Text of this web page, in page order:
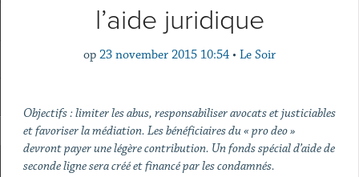
l’aide juridique
op 23 november 2015 10:54 • Le Soir
Objectifs : limiter les abus, responsabiliser avocats et justiciables
et favoriser la médiation. Les bénéficiaires du « pro deo »
devront payer une légère contribution. Un fonds spécial d’aide de
seconde ligne sera créé et financé par les condamnés.